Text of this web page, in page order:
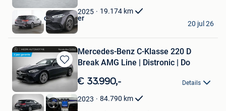
Favorieten2025 19.174 km
Hedin Automotive Lier
Lier
20 jul 26
Bewaren
in
Favorieten
Mercedes-Benz C-Klasse 220 D
Break AMG Line | Distronic | Do
€ 33.990,- Details
2023 84.790 km